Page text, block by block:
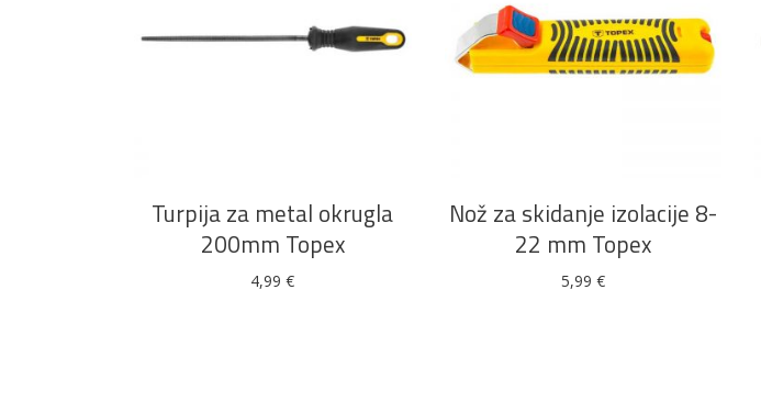
Turpija za metal okrugla
200mm Topex
4,99€
Nož za skidanje izolacije 8-
22 mm Topex
5,99 €